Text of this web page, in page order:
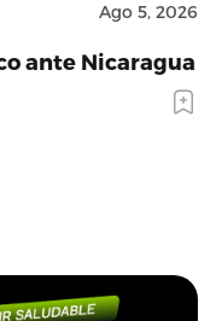
Ago 5, 2026
ante Nicaragua